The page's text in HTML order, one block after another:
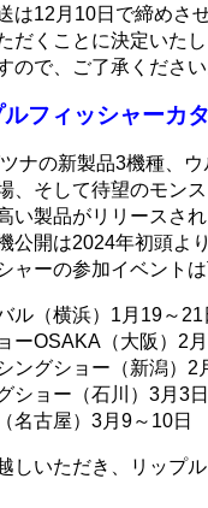
は12月10日で締めさ
だくことに決定いた
ので、ご了承ください
フィッシャーカ
ナの新製品3機種、
、そして待望のモン
い製品がリリースされ
公開は2024年初頭よ
ャーの参加イベントは
ル（横浜）1月19～21
ーOSAKA（大阪）2
ングショー（新潟）2
ショー（石川）3月3日
名古屋）3月9～10日
しいただき、リップ